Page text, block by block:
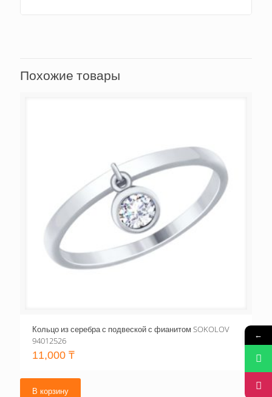
Похожие товары
Кольцо из серебра с подвеской с фианитом SOKOLOV
94012526
11,000 ₸
В корзину
←